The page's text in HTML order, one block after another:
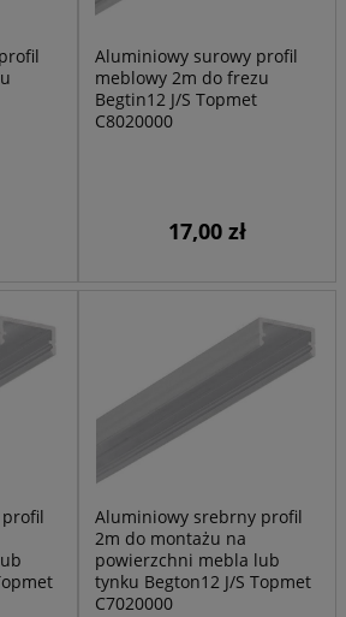
Aluminiowy surowy profil
meblowy 2m do frezu
Begtin12 J/S Topmet
C8020000
17,00 zł
Aluminiowy srebrny profil
2m do montażu na
powierzchni mebla lub
tynku Begton12 J/S Topmet
C7020000